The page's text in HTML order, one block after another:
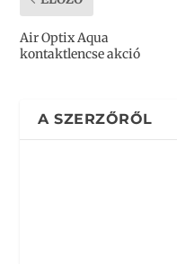
Air Optix Aqua
kontaktlencse akció
A SZERZŐRŐL